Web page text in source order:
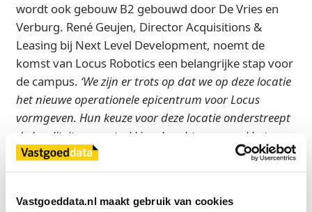
Vastgoeddata.nl maakt gebruik van cookies
wordt ook gebouw B2 gebouwd door De Vries en
Verburg. René Geujen, Director Acquisitions &
Leasing bij Next Level Development, noemt de
komst van Locus Robotics een belangrijke stap voor
de campus. ‘We zijn er trots op dat we op deze locatie
het nieuwe operationele epicentrum voor Locus
vormgeven. Hun keuze voor deze locatie onderstreept
de kwaliteit en aantrekkingskracht van zowel het
gebouw als de logistieke regio.’
het zoek- en huurproces. Volgens Aron van den